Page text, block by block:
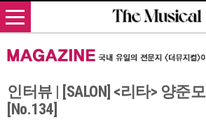
인터뷰 | [​SALON] <리타> 양준
[No.134]